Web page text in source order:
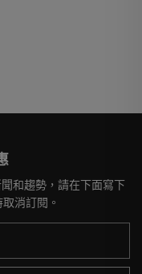
和趨勢，請在下面寫下
消訂閱。